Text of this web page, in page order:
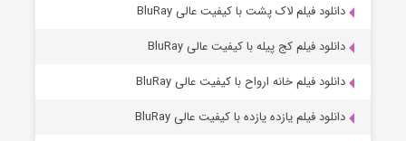
دانلود فیلم لاک پشت با کیفیت عالی BluRay
دانلود فیلم کج‌ پیله با کیفیت عالی BluRay
دانلود فیلم خانه ارواح با کیفیت عالی BluRay
دانلود فیلم یازده یازده با کیفیت عالی BluRay